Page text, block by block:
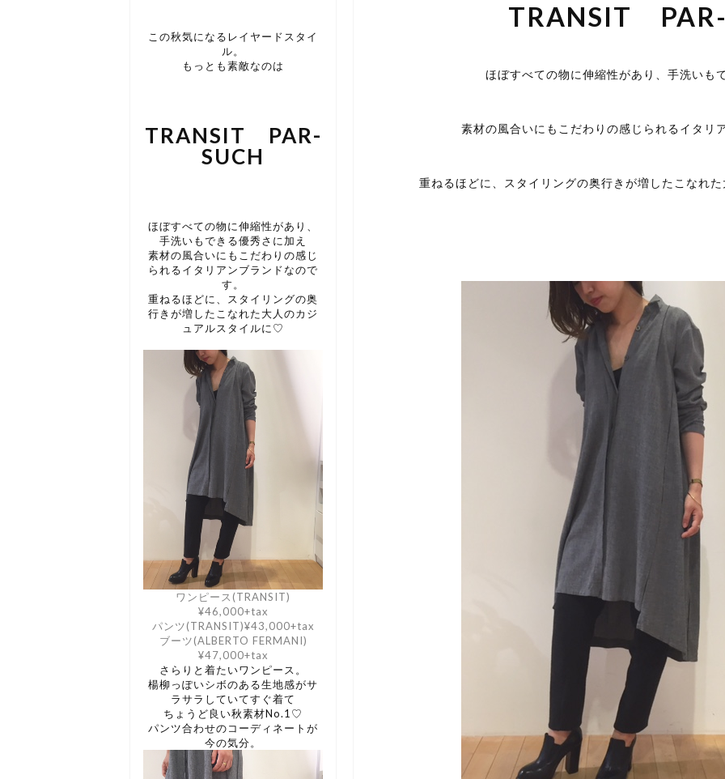
TRANSIT
ほぼすべての物に伸縮性があり、手洗いも
素材の風合いにもこだわりの感じられるイタリ
重ねるほどに、スタイリングの奥行きが増したこなれ
この秋気になるレイヤードスタイ
ル。
もっとも素敵なのは
TRANSIT PAR-
SUCH
ほぼすべての物に伸縮性があり、
手洗いもできる優秀さに加え
素材の風合いにもこだわりの感じ
られるイタリアンブランドなので
す。
重ねるほどに、スタイリングの奥
行きが増したこなれた大人のカジ
ュアルスタイルに♡
ワンピース(TRANSIT)
¥46,000+tax
パンツ(TRANSIT)¥43,000+tax
ブーツ(ALBERTO FERMANI)
¥47,000+tax
さらりと着たいワンピース。
楊柳っぽいシボのある生地感がサ
ラサラしていてすぐ着て
ちょうど良い秋素材No.1♡
パンツ合わせのコーディネートが
今の気分。